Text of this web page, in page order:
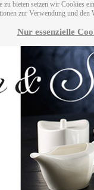
zu bieten setzen wir
zur Verwendung und
Nur essenzielle